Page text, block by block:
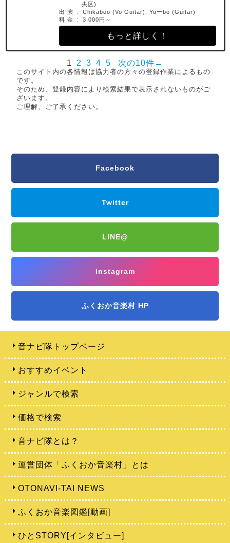
央区)
出 演 : Chikaboo (Vo.Guitar), Yuーbo (Guitar)
料 金 : 3,000円～
もっと詳しく！
1 2 3 4 5 次の10件→
このサイト内の各情報は協力者の方々の登録作業によるもの
です。
そのため、登録内容により検索結果で表示されないものがご
ざいます。
ご理解、ご了承ください。
Facebook
Twitter
LINE@
Instagram
ふくおか音楽村 HP
音ナビ隊トップページ
おすすめイベント
ジャンルで検索
価格で検索
音ナビ隊とは？
運営団体「ふくおか音楽村」とは
OTONAVI-TAI NEWS
ふくおか音楽図鑑[動画]
ひとSTORY[インタビュー]